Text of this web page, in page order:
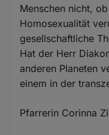
Menschen nicht,
Homosexualität
gesellschaftliche
Hat der Herr
anderen Planeten
einem in der
Pfarrerin Corinna